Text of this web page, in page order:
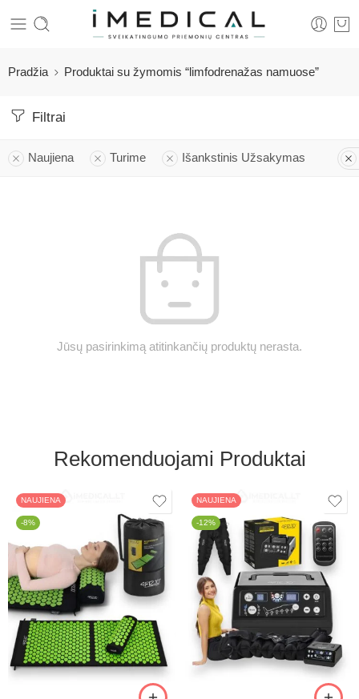
Pradžia Produktai su žymomis “limfodrenažas namuose”
Filtrai
Naujiena Turime Išankstinis Užsakymas
Jūsų pasirinkimą atitinkančių produktų nerasta.
Rekomenduojami Produktai
NAUJIENA
-8%
NAUJIENA
-12%